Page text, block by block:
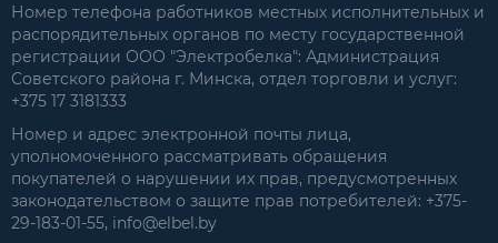
Номер телефона работников местных исполнительных и
распорядительных органов по месту государственной
регистрации ООО "Электробелка": Администрация
Советского района г. Минска, отдел торговли и услуг:
+375 17 3181333
Номер и адрес электронной почты лица,
уполномоченного рассматривать обращения
покупателей о нарушении их прав, предусмотренных
законодательством о защите прав потребителей: +375-
29-183-01-55, info@elbel.by